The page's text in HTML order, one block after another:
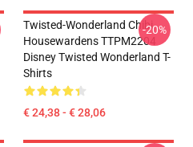
Twisted-Wonderland Chibi
Housewardens TTPM2204
Disney Twisted Wonderland T-
Shirts
€ 24,38 - € 28,06
-20%